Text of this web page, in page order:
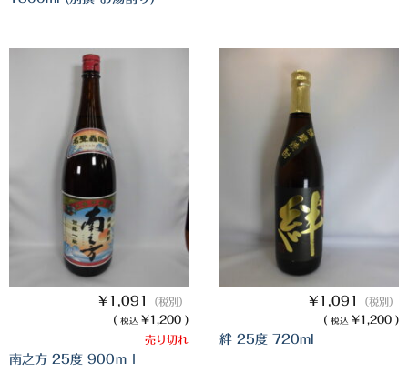
三岳酒造
高良酒造
久保酒造
宮田本店
佐藤酒造
さつま無双
三和酒造
丸西酒造
吹上焼酎
¥1,091 （税別）
( 税込 ¥1,200 )
売り切れ
南之方 25度 900ｍｌ
¥1,091 （税別）
( 税込 ¥1,200 )
絆 25度 720ml